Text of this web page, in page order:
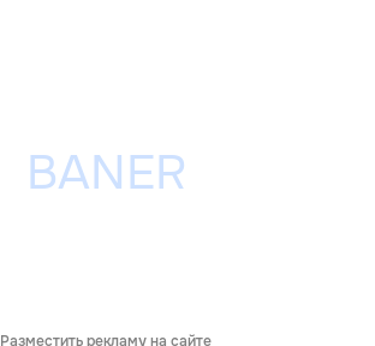
Разместить рекламу на сайте